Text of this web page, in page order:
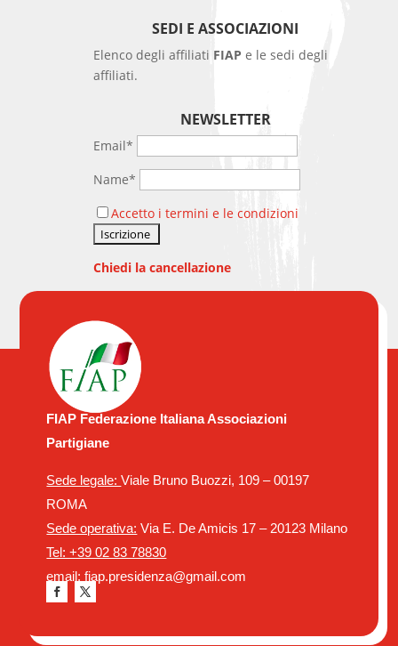
SEDI E ASSOCIAZIONI
Elenco degli affiliati FIAP e le sedi degli
affiliati.
NEWSLETTER
Email*
Name*
Accetto i termini e le condizioni
Chiedi la cancellazione
FIAP Federazione Italiana Associazioni
Partigiane
Sede legale:Viale Bruno Buozzi, 109 – 00197
ROMA
Sede operativa: Via E. De Amicis 17 – 20123 Milano
Tel: +39 02 83 78830
email: fiap.presidenza@gmail.com